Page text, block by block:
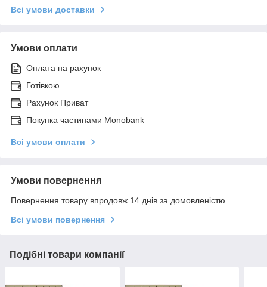
Всі умови доставки
Умови оплати
Оплата на рахунок
Готівкою
Рахунок Приват
Покупка частинами Monobank
Всі умови оплати
Умови повернення
Повернення товару впродовж 14 днів за домовленістю
Всі умови повернення
Подібні товари компанії